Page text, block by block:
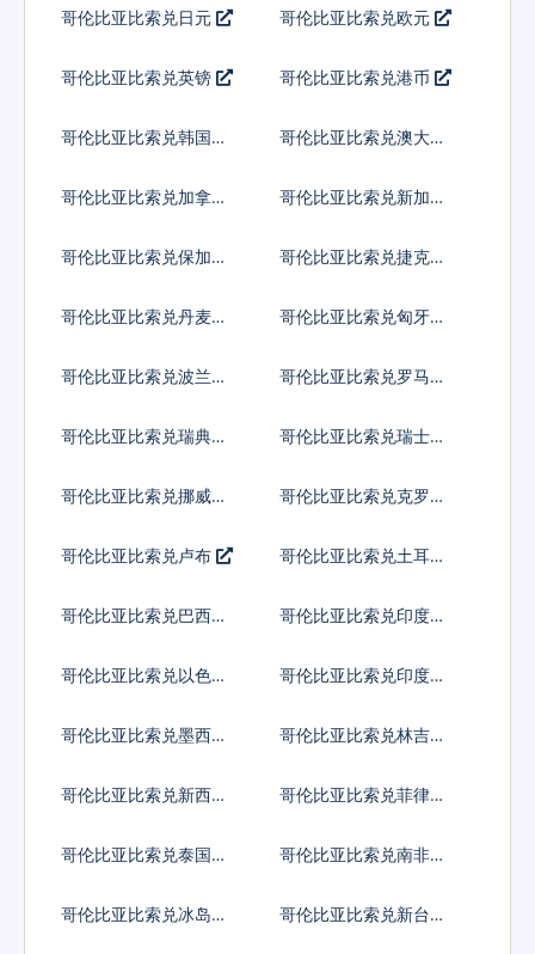
哥伦比亚比索兑日元 哥伦比亚比索兑欧元
哥伦比亚比索兑英镑 哥伦比亚比索兑港币
哥伦比亚比索兑韩国元
哥伦比亚比索兑澳大利
哥伦比亚比索兑加拿大
哥伦比亚比索兑新加坡
哥伦比亚比索兑保加利
哥伦比亚比索兑捷克货
哥伦比亚比索兑丹麦克
哥伦比亚比索兑匈牙利
哥伦比亚比索兑波兰兹
哥伦比亚比索兑罗马尼
哥伦比亚比索兑瑞典克
哥伦比亚比索兑瑞士法
哥伦比亚比索兑挪威克
哥伦比亚比索兑克罗地
哥伦比亚比索兑卢布
哥伦比亚比索兑土耳其
哥伦比亚比索兑巴西雷
哥伦比亚比索兑印度尼
哥伦比亚比索兑以色列
哥伦比亚比索兑印度卢
哥伦比亚比索兑墨西哥
哥伦比亚比索兑林吉特
哥伦比亚比索兑新西兰
哥伦比亚比索兑菲律宾
哥伦比亚比索兑泰国铢
哥伦比亚比索兑南非兰
哥伦比亚比索兑冰岛克
哥伦比亚比索兑新台币